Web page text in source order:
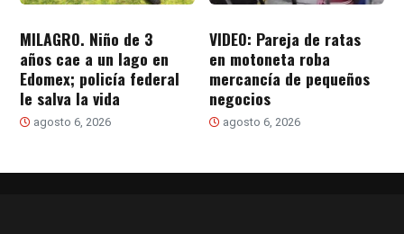
MILAGRO. Niño de 3
años cae a un lago en
Edomex; policía federal
le salva la vida
agosto 6, 2026
VIDEO: Pareja de ratas
en motoneta roba
mercancía de pequeños
negocios
agosto 6, 2026